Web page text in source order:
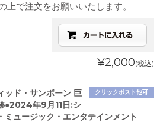
上で注文をお願いいたします。
¥2,000(税込)
クリックポスト他可
ッド・サンボーン 巨
●2024年9月11日:シ
ミュージック・エンタテインメント